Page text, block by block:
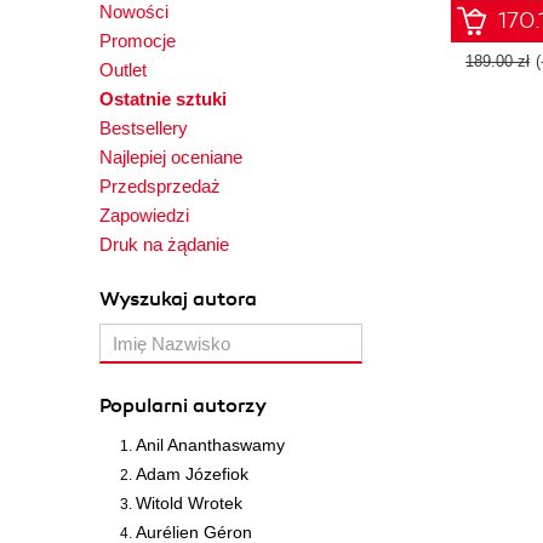
Nowości
Promocje
Outlet
Ostatnie sztuki
Bestsellery
Najlepiej oceniane
Przedsprzedaż
Zapowiedzi
Druk na żądanie
Wyszukaj autora
Popularni autorzy
Anil Ananthaswamy
Adam Józefiok
Witold Wrotek
Aurélien Géron
189.00 zł